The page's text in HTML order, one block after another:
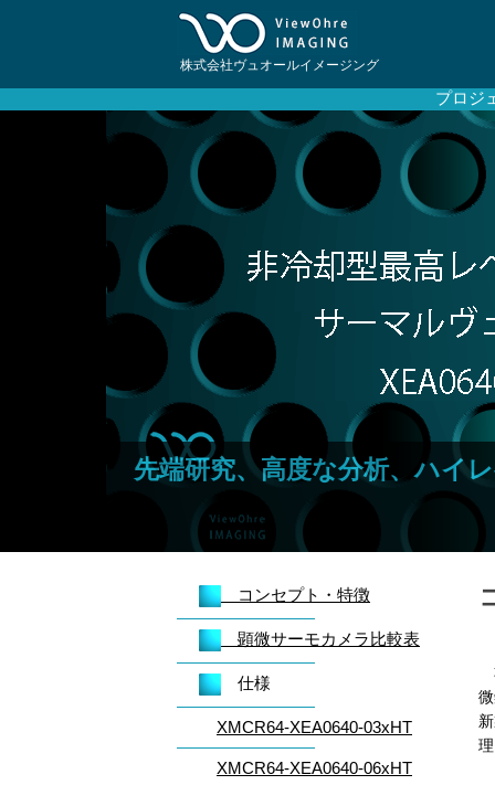
株式会社ヴュオールイメージング
プロジ
先端研究、高度な分析、ハイ
コンセプト・特徴
顕微サーモカメラ比較表
仕様
XMCR64-XEA0640-03xHT
XMCR64-XEA0640-06xHT